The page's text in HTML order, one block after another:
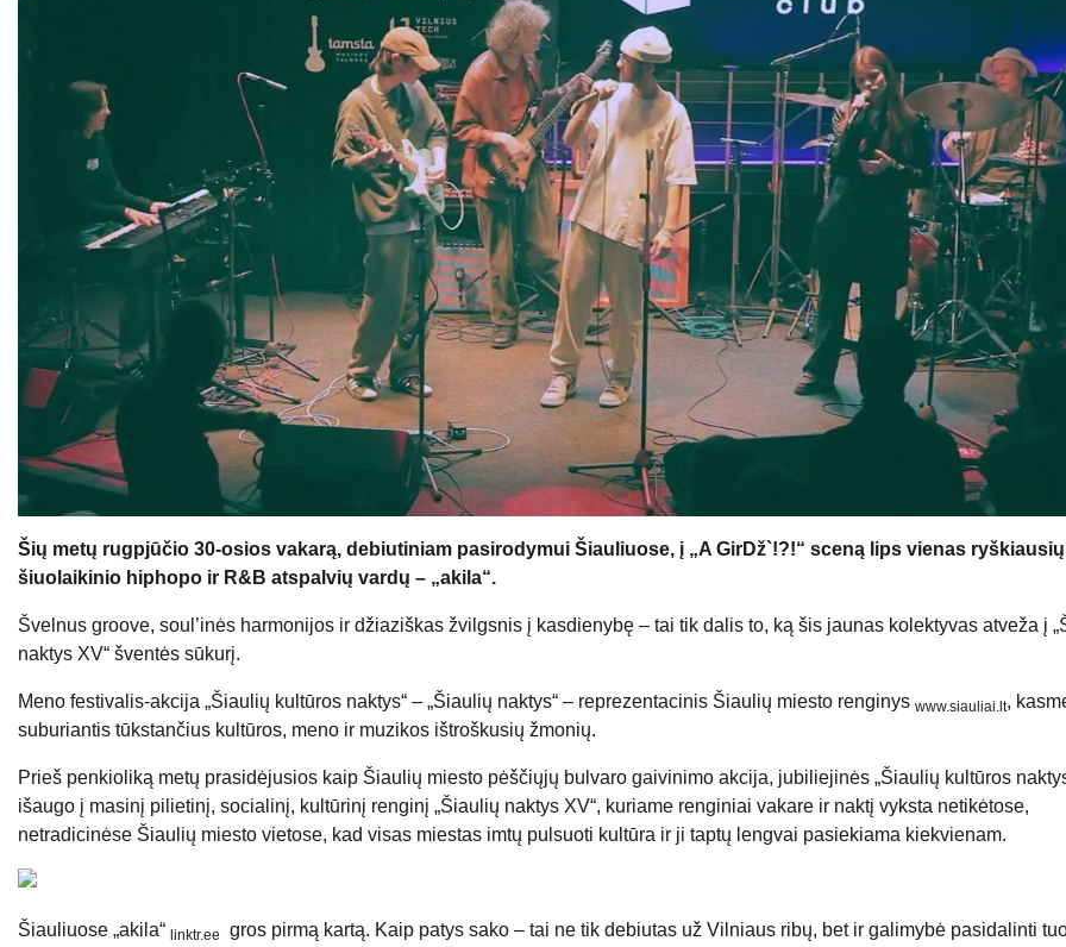
Šių metų rugpjūčio 30-osios vakarą, debiutiniam pasirodymui Šiauliuose, į „A GirDž`!?!“ sceną lips vienas ryškiausių
šiuolaikinio hiphopo ir R&B atspalvių vardų – „akila“.
Švelnus groove, soul’inės harmonijos ir džiaziškas žvilgsnis į kasdienybę – tai tik dalis to, ką šis jaunas kolektyvas atveža į
naktys XV“ šventės sūkurį.
Meno festivalis-akcija „Šiaulių kultūros naktys“ – „Šiaulių naktys“ – reprezentacinis Šiaulių miesto renginys www.siauliai.lt,
suburiantis tūkstančius kultūros, meno ir muzikos ištroškusių žmonių.
Prieš penkioliką metų prasidėjusios kaip Šiaulių miesto pėščiųjų bulvaro gaivinimo akcija, jubiliejinės „Šiaulių kultūros
išaugo į masinį pilietinį, socialinį, kultūrinį renginį „Šiaulių naktys XV“, kuriame renginiai vakare ir naktį vyksta netikėtose,
netradicinėse Šiaulių miesto vietose, kad visas miestas imtų pulsuoti kultūra ir ji taptų lengvai pasiekiama kiekvienam.
Šiauliuose „akila“ linktr.ee
gros pirmą kartą. Kaip patys sako – tai ne tik debiutas už Vilniaus ribų, bet ir galimybė pasidalinti